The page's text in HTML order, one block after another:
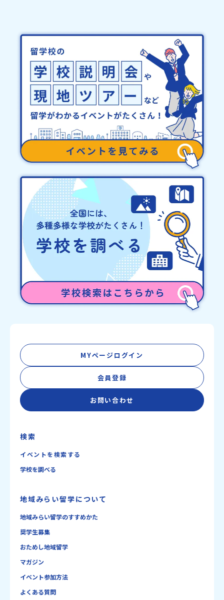
MYページログイン
会員登録
お問い合わせ
検索
イベントを検索する
学校を調べる
地域みらい留学について
地域みらい留学のすすめかた
奨学生募集
おためし地域留学
マガジン
イベント参加方法
よくある質問